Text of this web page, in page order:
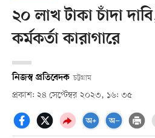
২০ লাখ টাকা চাঁদা
কর্মকর্তা কারাগারে
নিজস্ব প্রতিবেদক চট্টগ্রাম
প্রকাশ: ২৪ সেপ্টেম্বর ২০২৩, ১৬: ৩৫